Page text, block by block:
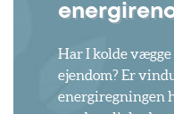
Har I kolde
ejendom? Er
energiregningen